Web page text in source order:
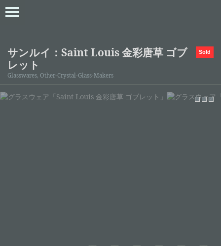
Sold
サンルイ：Saint Louis 金彩唐草 ゴブ
レット
Glasswares, Other-Crystal-Glass-Makers